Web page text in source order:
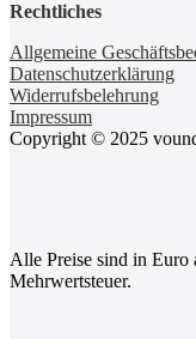
Rechtliches
Allgemeine
Datenschutzerklärung
Widerrufsbelehrung
Impressum
Copyright © 2025
Alle Preise sind in Euro
Mehrwertsteuer.